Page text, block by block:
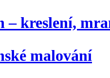
– kreslení,
malování